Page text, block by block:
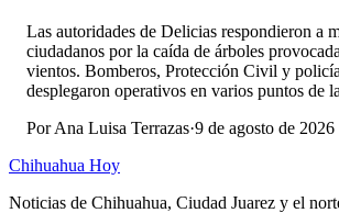
Las autoridades de Delicias respondieron a
ciudadanos por la caída de árboles
vientos. Bomberos, Protección Civil y
desplegaron operativos en varios puntos de
PorAna Luisa Terrazas·9 de agosto de 2026
Chihuahua Hoy
Noticias de Chihuahua, Ciudad Juarez y el